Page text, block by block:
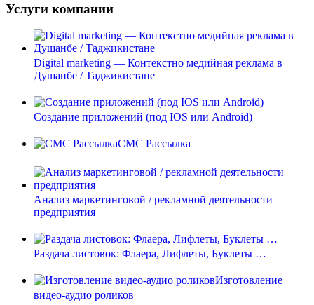
Услуги компании
Digital marketing — Контекстно медийная реклама в
Душанбе / Таджикистане
Создание приложений (под IOS или Android)
СМС Рассылка
Анализ маркетинговой / рекламной деятельности
предприятия
Раздача листовок: Флаера, Лифлеты, Буклеты …
Изготовление
видео-аудио роликов